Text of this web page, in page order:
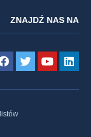
ZNAJDŹ NAS NA